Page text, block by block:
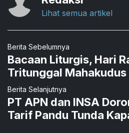
Lihat semua artikel
Berita Sebelumnya
Bacaan Liturgis, Hari
Tritunggal Mahakudus
Berita Selanjutnya
PT APN dan INSA
Tarif Pandu Tunda